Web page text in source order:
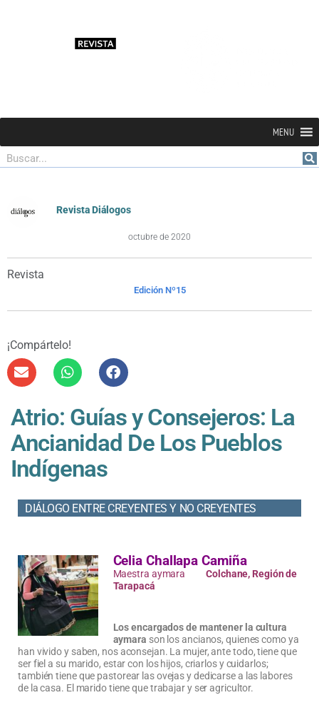
MENU
Buscar
Revista Diálogos
octubre de 2020
Revista
Edición Nº15
¡Compártelo!
Atrio: Guías y Consejeros: La
Ancianidad De Los Pueblos
Indígenas
DIÁLOGO ENTRE CREYENTES Y NO CREYENTES
Celia Challapa Camiña
Maestra aymaraColchane, Región de
Tarapacá
Los encargados de mantener la cultura
aymara son los ancianos, quienes como ya
han vivido y saben, nos aconsejan. La mujer, ante todo, tiene que
ser fiel a su marido, estar con los hijos, criarlos y cuidarlos;
también tiene que pastorear las ovejas y dedicarse a las labores
de la casa. El marido tiene que trabajar y ser agricultor.